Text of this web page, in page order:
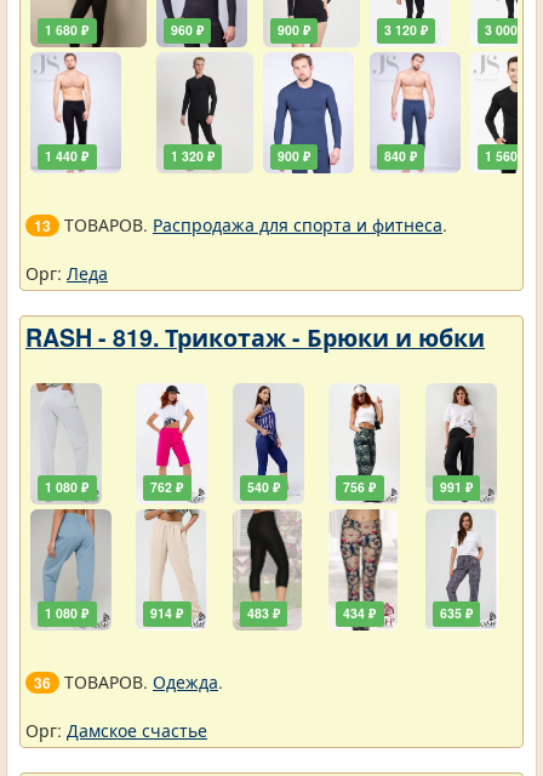
1 680 ₽
1 440 ₽
960 ₽
1 320 ₽
900 ₽
900 ₽
3 120 ₽
840 ₽
3 000 ₽
1 560 ₽
13 ТОВАРОВ. Распродажа для спорта и фитнеса.
Орг: Леда
RASH - 819. Трикотаж - Брюки и юбки
1 080 ₽
1 080 ₽
762 ₽
914 ₽
540 ₽
483 ₽
756 ₽
434 ₽
991 ₽
635 ₽
36 ТОВАРОВ. Одежда.
Орг: Дамское счастье